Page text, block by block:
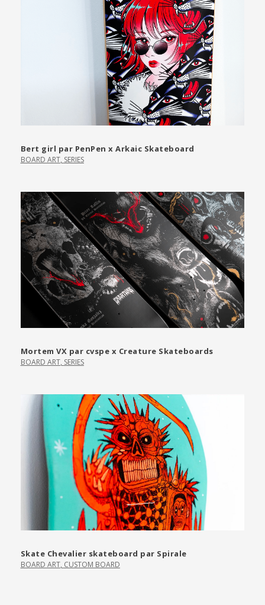
Bert girl par PenPen x Arkaic Skateboard
BOARD ART, SERIES
Mortem VX par cvspe x Creature Skateboards
BOARD ART, SERIES
Skate Chevalier skateboard par Spirale
BOARD ART, CUSTOM BOARD